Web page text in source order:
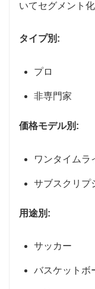
いてセグメント
タイプ別:
プロ
非専門家
価格モデル別:
ワンタイムラ
サブスクリプ
用途別:
サッカー
バスケットボ